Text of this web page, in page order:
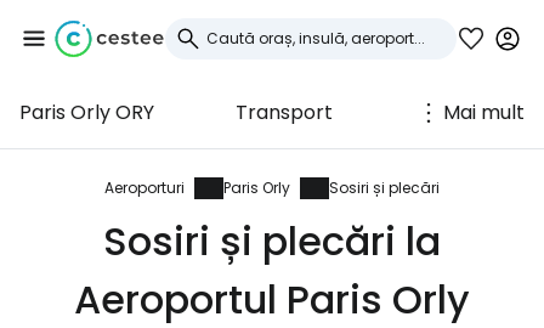
Paris Orly ORY Transport Mai mult
Aeroporturi Paris Orly Sosiri și plecări
Sosiri și plecări la
Aeroportul Paris Orly
Conectați-vă la
Cestee
... comunitatea mondială a călătorilor